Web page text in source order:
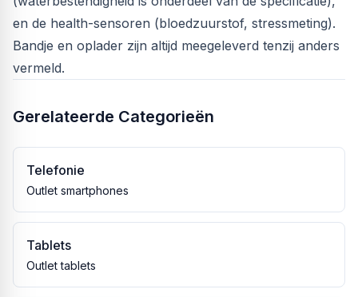
en de health-sensoren (bloedzuurstof, stressmeting).
Bandje en oplader zijn altijd meegeleverd tenzij anders
vermeld.
Gerelateerde Categorieën
Telefonie
Outlet smartphones
Tablets
Outlet tablets